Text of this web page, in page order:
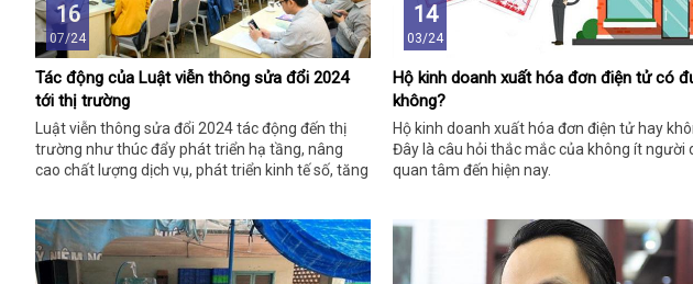
16
07/24
Tác động của Luật viễn thông sửa đổi 2024
tới thị trường
Luật viễn thông sửa đổi 2024 tác động đến thị
trường như thúc đẩy phát triển hạ tầng, nâng
cao chất lượng dịch vụ, phát triển kinh tế số, tăng
14
03/24
Hộ kinh doanh xuất hóa đơn điện tử có
không?
Hộ kinh doanh xuất hóa đơn điện tử hay
Đây là câu hỏi thắc mắc của không ít người
quan tâm đến hiện nay.